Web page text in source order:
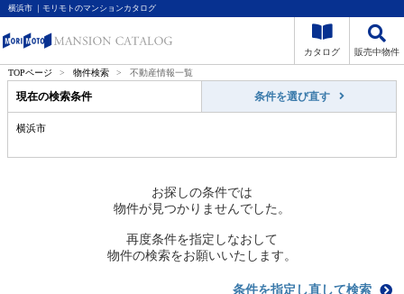
横浜市 ｜モリモトのマンションカタログ
カタログ 販売中物件
TOPページ > 物件検索 > 不動産情報一覧
現在の検索条件 条件を選び直す
横浜市
お探しの条件では
物件が見つかりませんでした。
再度条件を指定しなおして
物件の検索をお願いいたします。
条件を指定し直して検索